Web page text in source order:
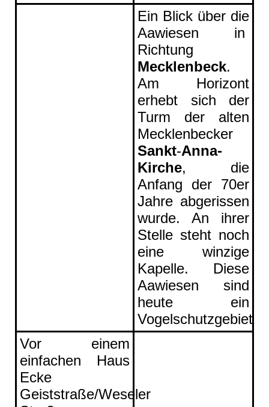
Ein Blick über die
Aawiesen in
Richtung
Mecklenbeck.
Am Horizont
erhebt sich der
Turm der alten
Mecklenbecker
Sankt-Anna-
Kirche, die
Anfang der 70er
Jahre abgerissen
wurde. An ihrer
Stelle steht noch
eine winzige
Kapelle. Diese
Aawiesen sind
heute ein
Vogelschutzgebiet.
Vor einem
einfachen Haus
Ecke
Geiststraße/Weseler